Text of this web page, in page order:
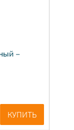
–
КУПИТЬ